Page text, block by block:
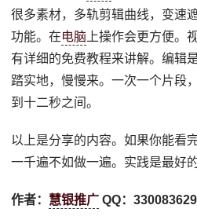
很多素材，多轨剪辑曲线，变速
功能。在电脑 上操作会更方便。
有详细的免费教程来讲解。编辑
踏实地，慢慢来。一次一个片段
到十二秒之间。
以上是分享的内容。如果你能看
一千遍不如做一遍。实践是最好
作者： 慧银推广 QQ：